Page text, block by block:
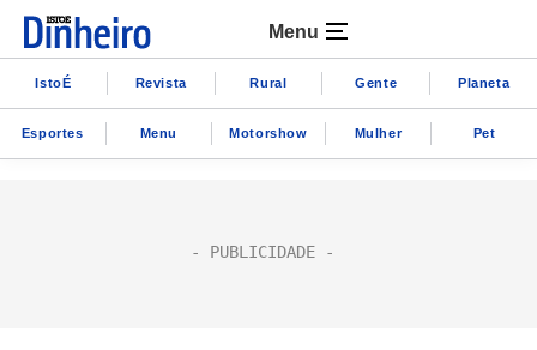
Menu
IstoÉ Revista Rural Gente Planeta
Esportes Menu Motorshow Mulher Pet